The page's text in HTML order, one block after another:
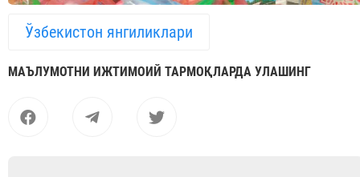
Ўзбекистон янгиликлари
МАЪЛУМОТНИ ИЖТИМОИЙ ТАРМОҚЛАРДА УЛАШИНГ